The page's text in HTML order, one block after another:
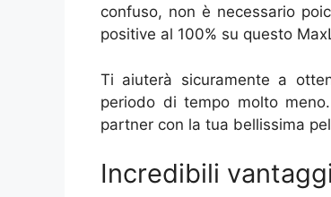
confuso, non è necessario
positive al 100% su questo
Ti aiuterà sicuramente a
periodo di tempo molto
partner con la tua bellissima
Incredibili